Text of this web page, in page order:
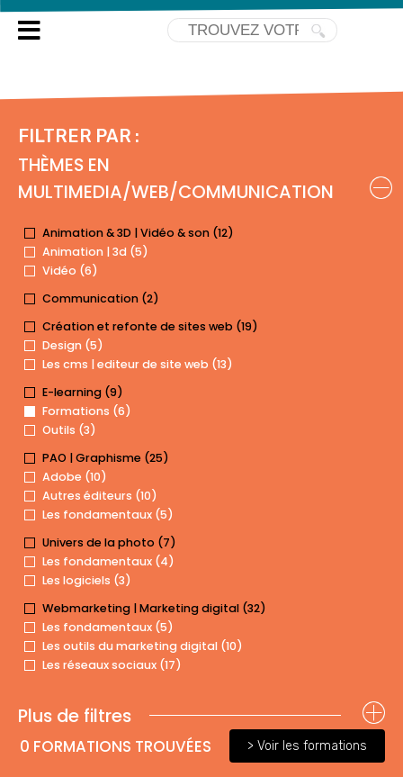
TOUTES NOS FORMATIONSFORMATIONS
FILTRER PAR :
THÈMES EN
MULTIMEDIA/WEB/COMMUNICATION
Animation & 3D | Vidéo & son (12)
Animation | 3d (5)
Vidéo (6)
Communication (2)
Création et refonte de sites web (19)
Design (5)
Les cms | editeur de site web (13)
E-learning (9)
Formations (6)
Outils (3)
PAO | Graphisme (25)
Adobe (10)
Autres éditeurs (10)
Les fondamentaux (5)
Univers de la photo (7)
Les fondamentaux (4)
Les logiciels (3)
Webmarketing | Marketing digital (32)
Les fondamentaux (5)
Les outils du marketing digital (10)
Les réseaux sociaux (17)
Plus de filtres
0 FORMATIONS TROUVÉES > Voir les formations